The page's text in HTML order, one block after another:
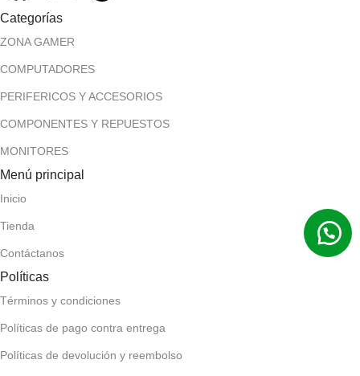
Categorías
ZONA GAMER
COMPUTADORES
PERIFERICOS Y ACCESORIOS
COMPONENTES Y REPUESTOS
MONITORES
Menú principal
Inicio
Tienda
Contáctanos
Políticas
Términos y condiciones
Políticas de pago contra entrega
Políticas de devolución y reembolso